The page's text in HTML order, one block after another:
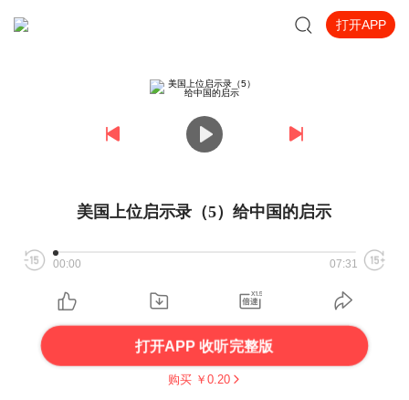
打开APP
美国上位启示录（5）给中国的启示
00:00 07:31
打开APP 收听完整版
购买 ￥ 0.20